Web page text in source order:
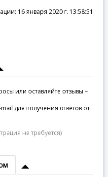
16 января 2020 г. 13:58:51
или оставляйте отзывы –
для получения ответов от
не требуется)